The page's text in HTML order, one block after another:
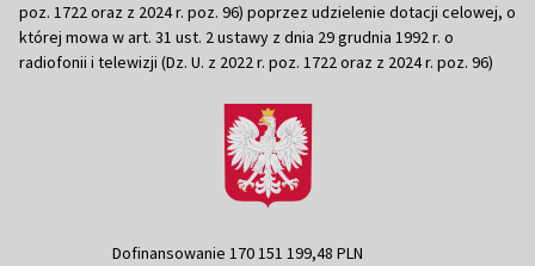
poz. 1722 oraz z 2024 r. poz. 96) poprzez udzielenie dotacji celowej, o
której mowa w art. 31 ust. 2 ustawy z dnia 29 grudnia 1992 r. o
radiofonii i telewizji (Dz. U. z 2022 r. poz. 1722 oraz z 2024 r. poz. 96)
Dofinansowanie 170 151 199,48 PLN